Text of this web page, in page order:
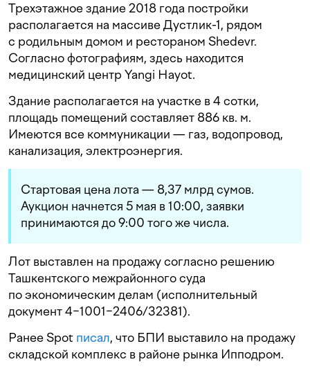
Трехэтажное здание 2018 года постройки
располагается на массиве Дустлик-1, рядом
с родильным домом и рестораном Shedevr.
Согласно фотографиям, здесь находится
медицинский центр Yangi Hayot.
Здание располагается на участке в 4 сотки,
площадь помещений составляет 886 кв. м.
Имеются все коммуникации — газ, водопровод,
канализация, электроэнергия.
Стартовая цена лота — 8,37 млрд сумов.
Аукцион начнется 5 мая в 10:00, заявки
принимаются до 9:00 того же числа.
Лот выставлен на продажу согласно решению
Ташкентского межрайонного суда
по экономическим делам (исполнительный
документ 4−1001−2406/32381).
Ранее Spot писал, что БПИ выставило на продажу
складской комплекс в районе рынка Ипподром.